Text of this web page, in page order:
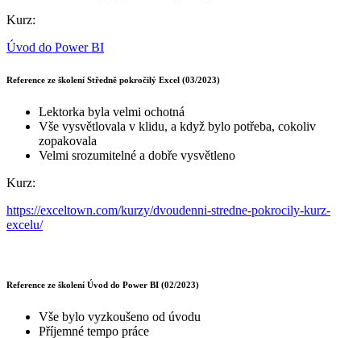
Kurz:
Úvod do Power BI
Reference ze školení Středně pokročilý Excel (03/2023)
Lektorka byla velmi ochotná
Vše vysvětlovala v klidu, a když bylo potřeba, cokoliv
zopakovala
Velmi srozumitelné a dobře vysvětleno
Kurz:
https://exceltown.com/kurzy/dvoudenni-stredne-pokrocily-kurz-
excelu/
Reference ze školení Úvod do Power BI (02/2023)
Vše bylo vyzkoušeno od úvodu
Příjemné tempo práce